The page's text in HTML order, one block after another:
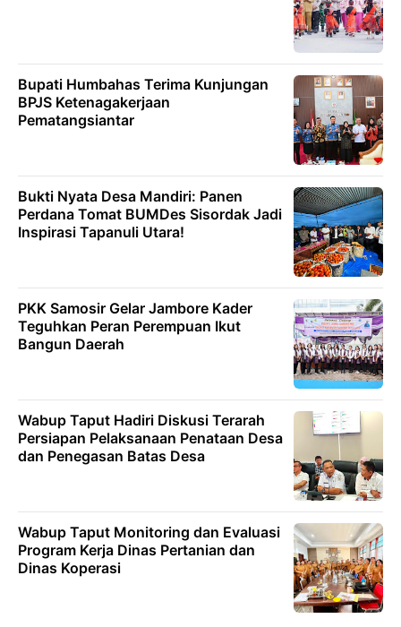
Bupati Humbahas Terima Kunjungan
BPJS Ketenagakerjaan
Pematangsiantar
Bukti Nyata Desa Mandiri: Panen
Perdana Tomat BUMDes Sisordak Jadi
Inspirasi Tapanuli Utara!
PKK Samosir Gelar Jambore Kader
Teguhkan Peran Perempuan Ikut
Bangun Daerah
Wabup Taput Hadiri Diskusi Terarah
Persiapan Pelaksanaan Penataan Desa
dan Penegasan Batas Desa
Wabup Taput Monitoring dan Evaluasi
Program Kerja Dinas Pertanian dan
Dinas Koperasi